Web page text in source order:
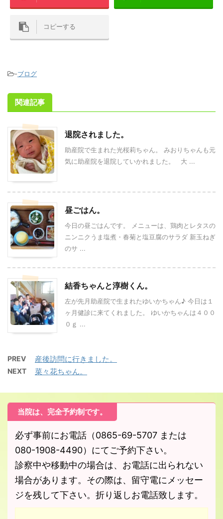
コピーする
-ブログ
関連記事
退院されました。
助産院で生まれた光桜莉ちゃん。 みおりちゃんも元
気に助産院を退院していかれました。 大 ...
昼ごはん。
今日の昼ごはんです。 メニューは、鶏肉とレタスの
ニンニクうま塩煮・春菊と塩豆腐のサラダ 新玉ねぎ
のサ ...
結香ちゃんと淳樹くん。
左が先月助産院で生まれたゆいかちゃん♪ 今日は１
ヶ月健診に来てくれました。 ゆいかちゃんは４００
０ｇ ...
PREV 産後訪問に行きました。
NEXT 菜々花ちゃん。
当院は、完全予約制です。
必ず事前にお電話（0865-69-5707 または
080-1908-4490）にてご予約下さい。
診察中や移動中の場合は、お電話に出られない
場合があります。その際は、留守電にメッセー
ジを残して下さい。折り返しお電話致します。